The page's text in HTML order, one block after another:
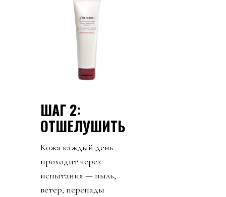
ШАГ 2:
ОТШЕЛУШИТЬ
Кожа каждый день
проходит через
испытания — пыль,
ветер, перепады